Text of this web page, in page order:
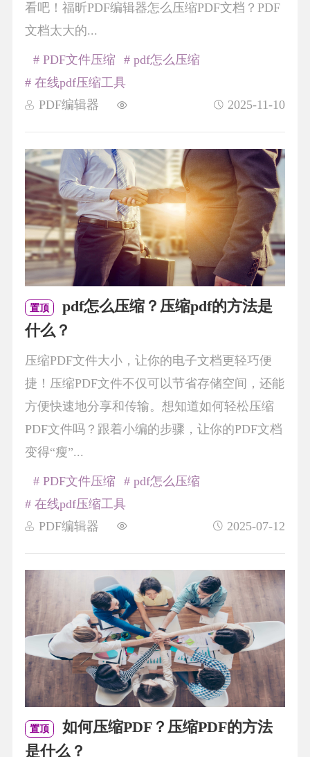
看吧！福昕PDF编辑器怎么压缩PDF文档？PDF
文档太大的...
PDF编辑器 2025-11-10
# PDF文件压缩
# pdf怎么压缩
# 在线pdf压缩工具
置顶
pdf怎么压缩？压缩pdf的方法是
什么？
压缩PDF文件大小，让你的电子文档更轻巧便
捷！压缩PDF文件不仅可以节省存储空间，还能
方便快速地分享和传输。想知道如何轻松压缩
PDF文件吗？跟着小编的步骤，让你的PDF文档
变得“瘦”...
PDF编辑器 2025-07-12
# PDF文件压缩
# pdf怎么压缩
# 在线pdf压缩工具
置顶
如何压缩PDF？压缩PDF的方法
是什么？